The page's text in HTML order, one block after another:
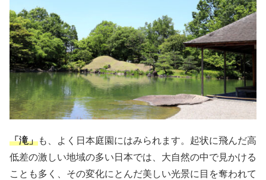
「滝」も、よく日本庭園にはみられます。起状に飛んだ高
低差の激しい地域の多い日本では、大自然の中で見かける
ことも多く、その変化にとんだ美しい光景に目を奪われて